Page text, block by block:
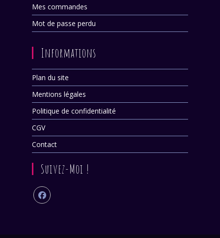
Mes commandes
Mot de passe perdu
Informations
Plan du site
Mentions légales
Politique de confidentialité
CGV
Contact
Suivez-Moi !